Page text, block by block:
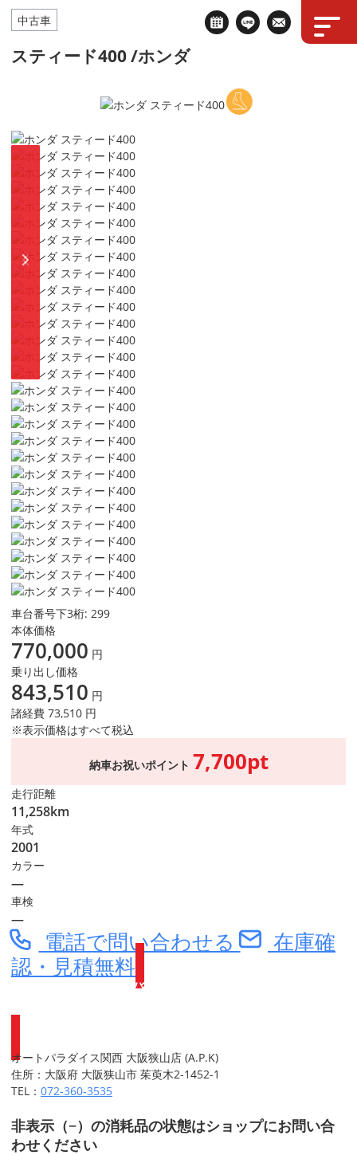
中古車
スティード400 /ホンダ
車台番号下3桁: 299
本体価格
770,000 円
乗り出し価格
843,510 円
諸経費 73,510 円
※表示価格はすべて税込
納車お祝いポイント 7,700pt
走行距離
11,258km
年式
2001
カラー
―
車検
―
電話で問い合わせる
在庫確
認・見積無料
Webike会員登録で
ポイントがもらえます
オートパラダイス関西 大阪狭山店 (A.P.K)
住所：大阪府 大阪狭山市 茱萸木2-1452-1
TEL： 072-360-3535
非表示（−）の消耗品の状態はショップにお問い合
わせください